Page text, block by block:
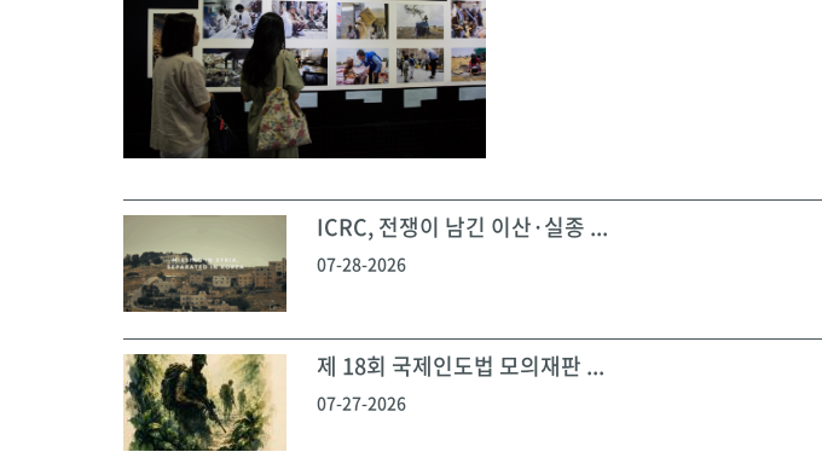
ICRC, 전쟁이 남긴 이산·실종 ...
07-28-2026
제 18회 국제인도법 모의재판 ...
07-27-2026